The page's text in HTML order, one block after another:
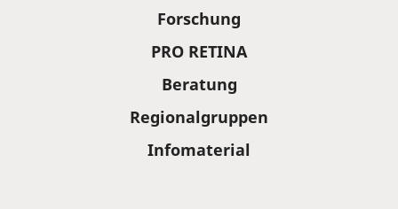
Forschung
PRO RETINA
Beratung
Regionalgruppen
Infomaterial